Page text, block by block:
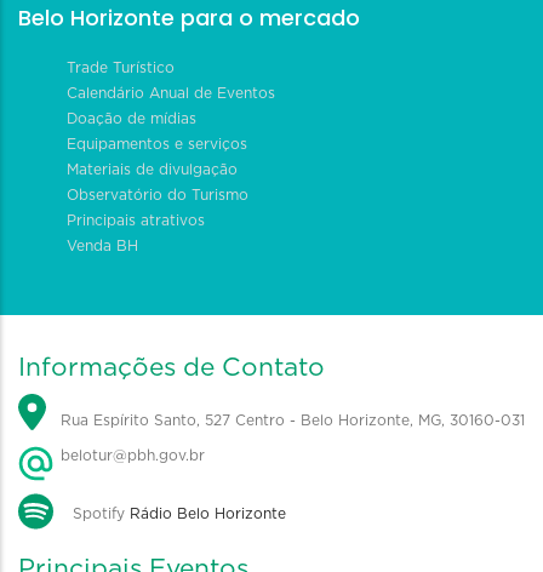
Belo Horizonte para o mercado
Trade Turístico
Calendário Anual de Eventos
Doação de mídias
Equipamentos e serviços
Materiais de divulgação
Observatório do Turismo
Principais atrativos
Venda BH
Informações de Contato
Rua Espírito Santo, 527 Centro - Belo Horizonte, MG, 30160-031
belotur@pbh.gov.br
Spotify Rádio Belo Horizonte